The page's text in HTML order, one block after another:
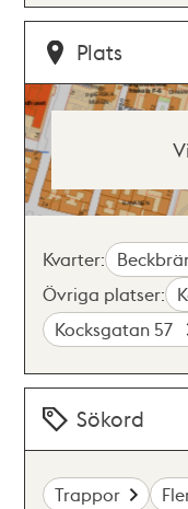
Plats
Kvarter:
Övriga platser:
Kocksgatan 57
Sökord
Trappor